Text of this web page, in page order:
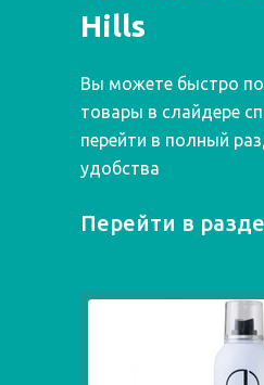
Hills
Вы можете быстро
товары в слайдере
перейти в полный
удобства
Перейти в